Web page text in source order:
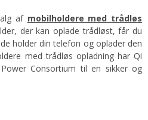
af mobilholdere med trådløs
der kan oplade trådløst, får du
holder din telefon og oplader den
med trådløs opladning har Qi
Consortium til en sikker og